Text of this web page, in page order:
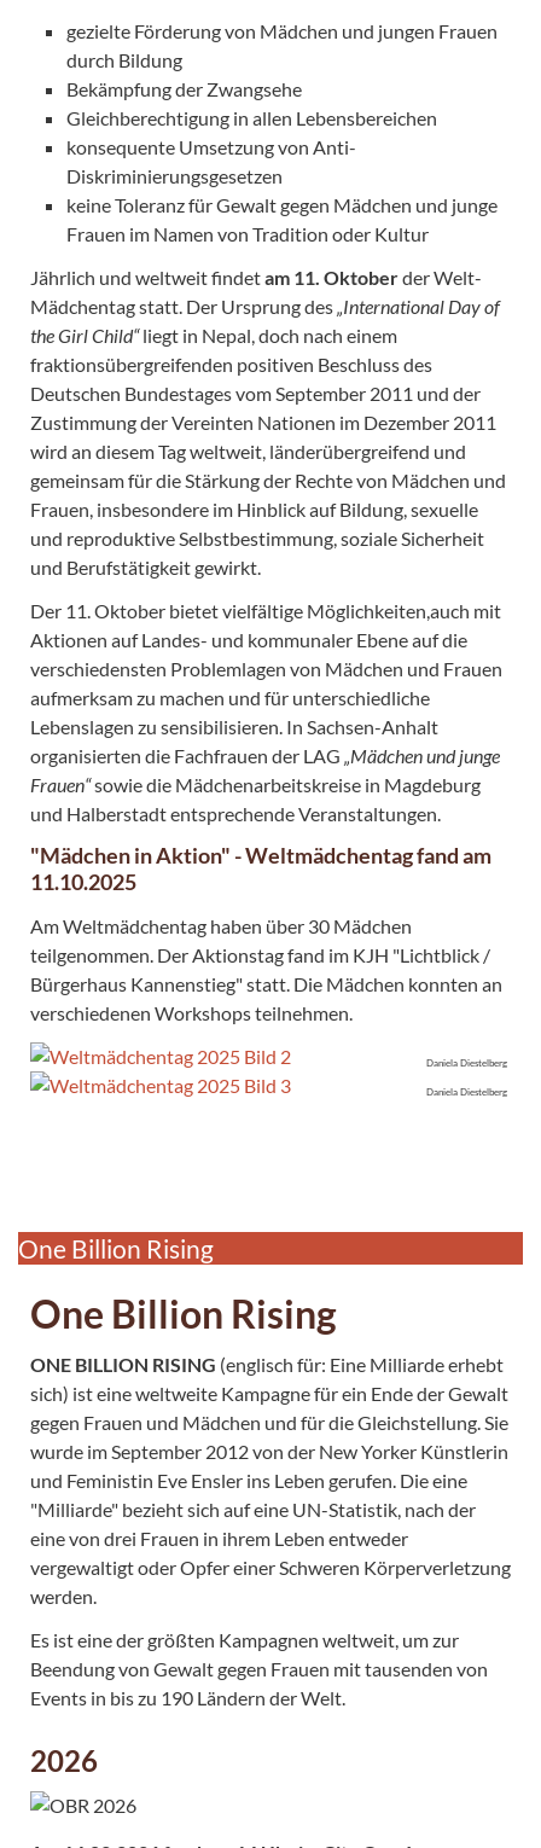
gezielte Förderung von Mädchen und jungen Frauen
durch Bildung
Bekämpfung der Zwangsehe
Gleichberechtigung in allen Lebensbereichen
konsequente Umsetzung von Anti-
Diskriminierungsgesetzen
keine Toleranz für Gewalt gegen Mädchen und junge
Frauen im Namen von Tradition oder Kultur
Jährlich und weltweit findetam 11. Oktoberder Welt-
Mädchentag statt. Der Ursprung des„International Day of
the Girl Child“liegt in Nepal, doch nach einem
fraktionsübergreifenden positiven Beschluss des
Deutschen Bundestages vom September 2011 und der
Zustimmung der Vereinten Nationen im Dezember 2011
wird an diesem Tag weltweit, länderübergreifend und
gemeinsam für die Stärkung der Rechte von Mädchen und
Frauen, insbesondere im Hinblick auf Bildung, sexuelle
und reproduktive Selbstbestimmung, soziale Sicherheit
und Berufstätigkeit gewirkt.
Der 11. Oktober bietet vielfältige Möglichkeiten,auch mit
Aktionen auf Landes- und kommunaler Ebene auf die
verschiedensten Problemlagen von Mädchen und Frauen
aufmerksam zu machen und für unterschiedliche
Lebenslagen zu sensibilisieren. In Sachsen-Anhalt
organisierten die Fachfrauen der LAG „Mädchen und junge
Frauen“sowie die Mädchenarbeitskreise in Magdeburg
und Halberstadt entsprechende Veranstaltungen.
"Mädchen in Aktion" - Weltmädchentag fand am
11.10.2025
Am Weltmädchentag haben über 30 Mädchen
teilgenommen. Der Aktionstag fand im KJH "Lichtblick /
Bürgerhaus Kannenstieg" statt. Die Mädchen konnten an
verschiedenen Workshops teilnehmen.
Daniela Diestelberg
Daniela Diestelberg
One Billion Rising
One Billion Rising
ONE BILLION RISING (englisch für: Eine Milliarde erhebt
sich) ist eine weltweite Kampagne für ein Ende der Gewalt
gegen Frauen und Mädchen und für die Gleichstellung. Sie
wurde im September 2012 von der New Yorker Künstlerin
und Feministin Eve Ensler ins Leben gerufen. Die eine
"Milliarde" bezieht sich auf eine UN-Statistik, nach der
eine von drei Frauen in ihrem Leben entweder
vergewaltigt oder Opfer einer Schweren Körperverletzung
werden.
Es ist eine der größten Kampagnen weltweit, um zur
Beendung von Gewalt gegen Frauen mit tausenden von
Events in bis zu 190 Ländern der Welt.
2026